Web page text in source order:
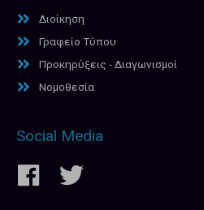
Διοίκηση
Γραφείο Τύπου
Προκηρύξεις - Διαγωνισμοί
Νομοθεσία
Social Media